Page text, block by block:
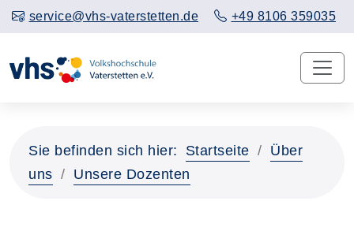
service@vhs-vaterstetten.de +49 8106 359035
Sie befinden sich hier: Startseite
Über
uns
Unsere Dozenten